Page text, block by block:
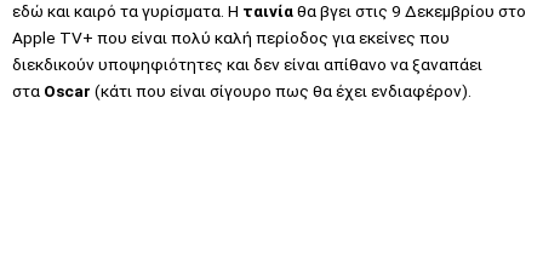
εδώ και καιρό τα γυρίσματα. Η ταινίαθα βγει στις 9 Δεκεμβρίου στο
Apple TV+ που είναι πολύ καλή περίοδος για εκείνες που
διεκδικούν υποψηφιότητες και δεν είναι απίθανο να ξαναπάει
στα Oscar (κάτι που είναι σίγουρο πως θα έχει ενδιαφέρον).